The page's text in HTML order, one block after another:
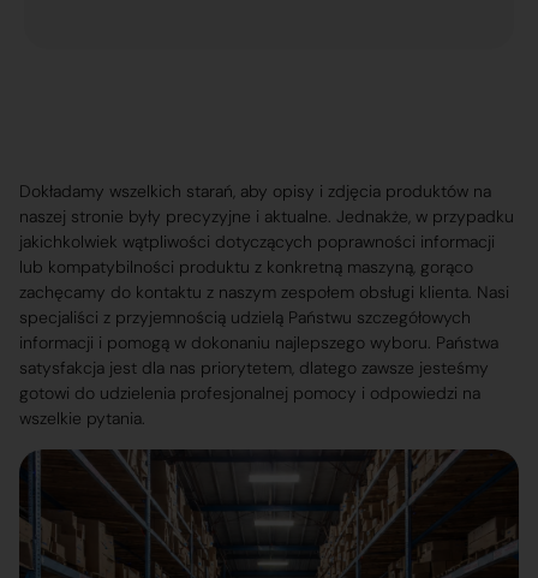
Dokładamy wszelkich starań, aby opisy i zdjęcia produktów na
naszej stronie były precyzyjne i aktualne. Jednakże, w przypadku
jakichkolwiek wątpliwości dotyczących poprawności informacji
lub kompatybilności produktu z konkretną maszyną, gorąco
zachęcamy do kontaktu z naszym zespołem obsługi klienta. Nasi
specjaliści z przyjemnością udzielą Państwu szczegółowych
informacji i pomogą w dokonaniu najlepszego wyboru. Państwa
satysfakcja jest dla nas priorytetem, dlatego zawsze jesteśmy
gotowi do udzielenia profesjonalnej pomocy i odpowiedzi na
wszelkie pytania.